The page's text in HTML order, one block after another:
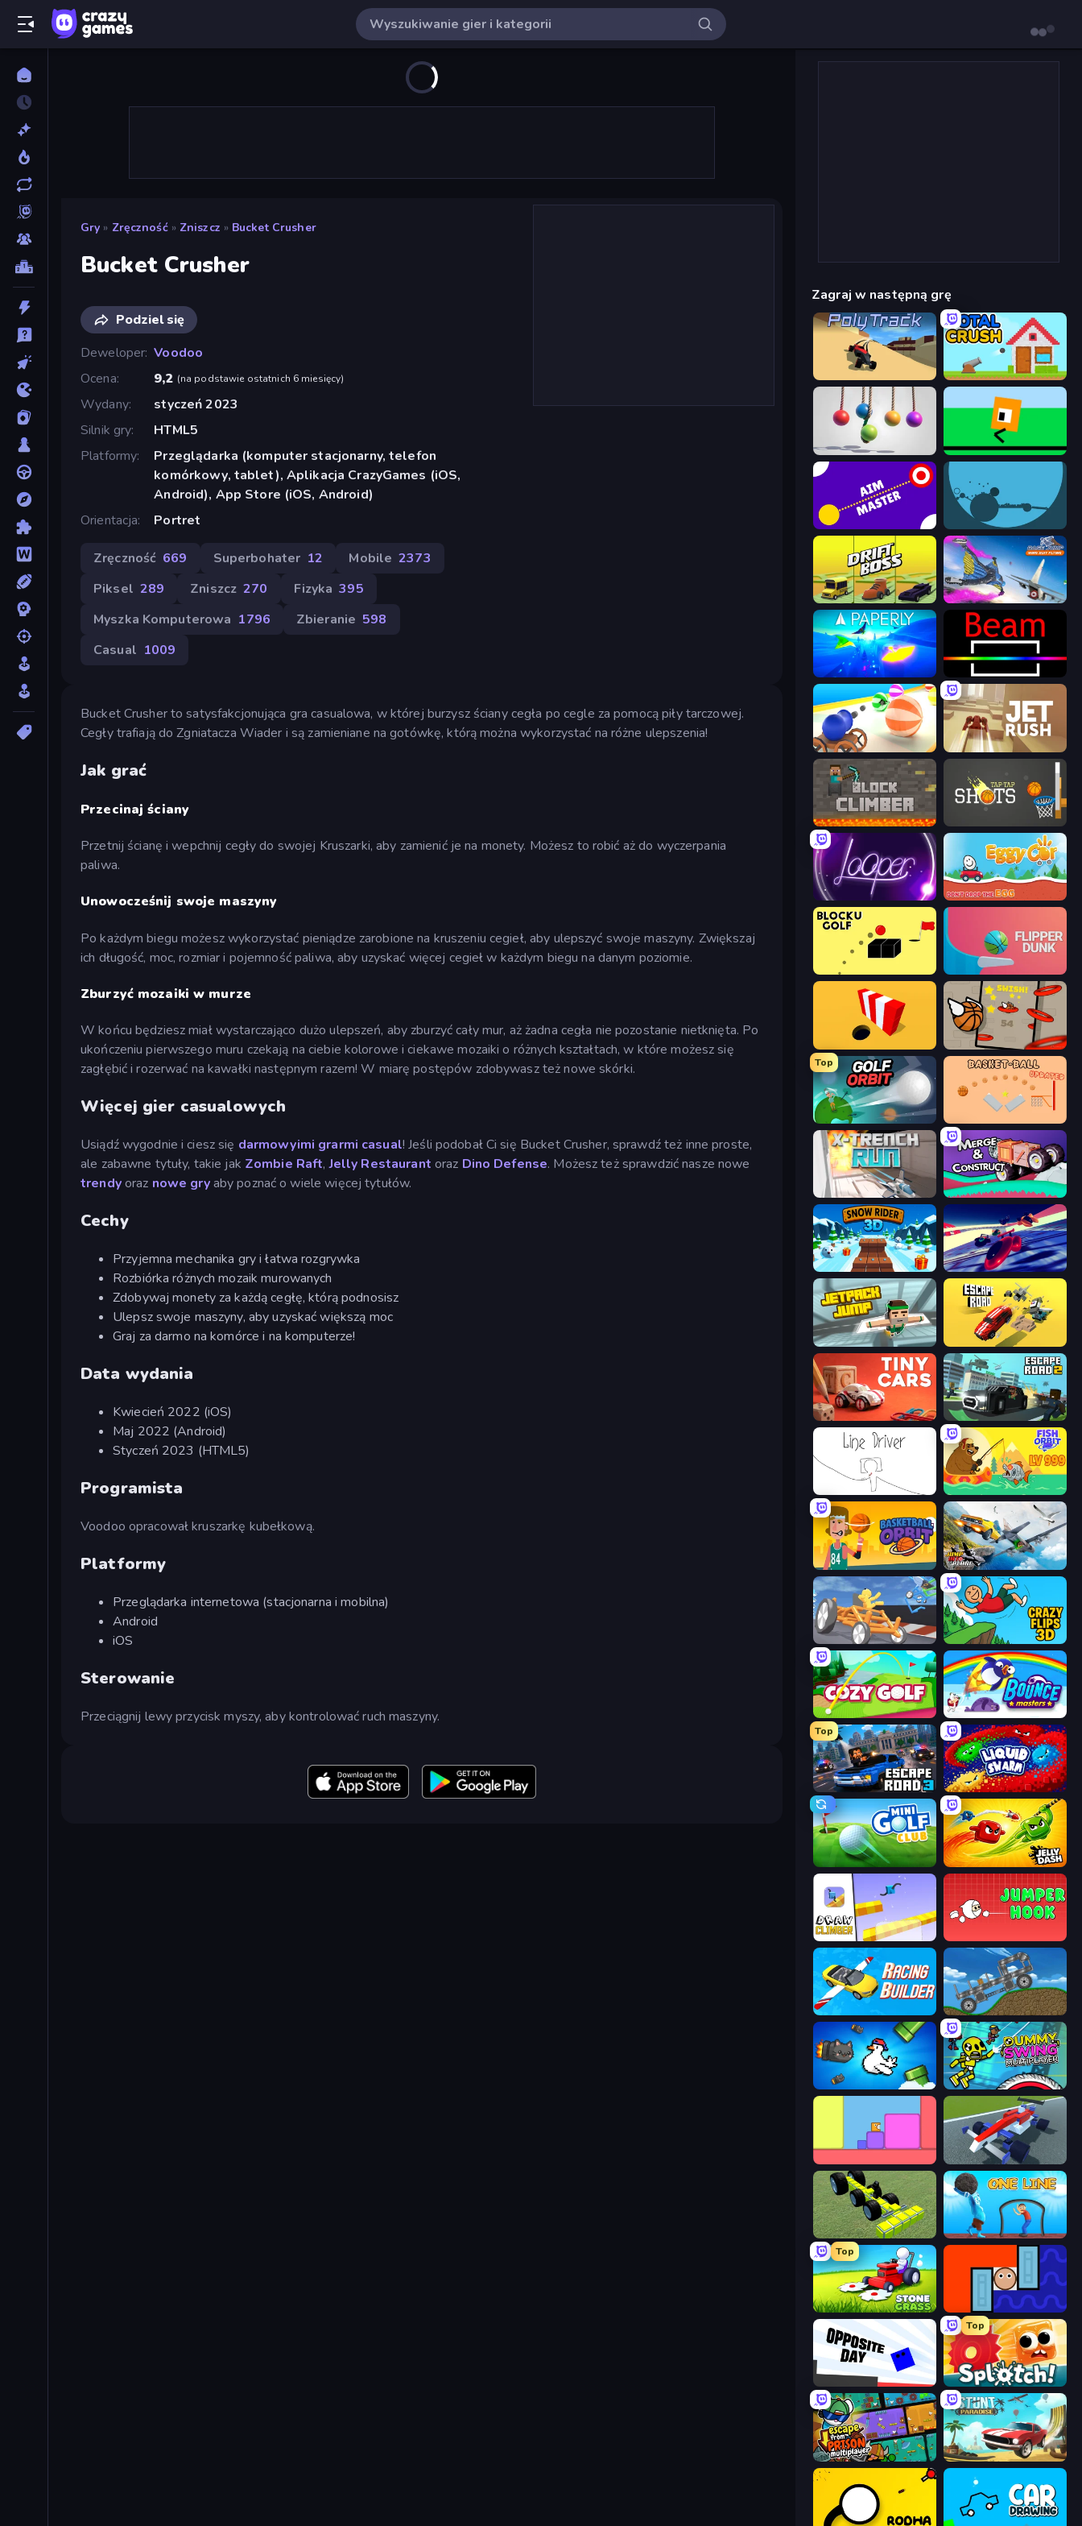
Gry » Zręczność » Zniszcz » Bucket Crusher
Bucket Crusher
Podziel się
Deweloper Voodoo
Ocena
9,2 (na podstawie ostatnich 6 miesięcy)
Wydany
styczeń 2023
Silnik gry
HTML5
Platformy
Przeglądarka (komputer stacjonarny, telefon
komórkowy, tablet), Aplikacja CrazyGames (iOS,
Android), App Store (iOS, Android)
Orientacja
Portret
Zręczność 669 Superbohater 12 Mobile 2373
Piksel 289 Zniszcz 270 Fizyka 395
Myszka Komputerowa 1796 Zbieranie 598
Casual 1009
Bucket Crusher to satysfakcjonująca gra casualowa, w której burzysz ściany cegła po cegle za pomocą piły tarczowej.
Cegły trafiają do Zgniatacza Wiader i są zamieniane na gotówkę, którą można wykorzystać na różne ulepszenia!
Jak grać
Przecinaj ściany
Przetnij ścianę i wepchnij cegły do swojej Kruszarki, aby zamienić je na monety. Możesz to robić aż do wyczerpania
paliwa.
Unowocześnij swoje maszyny
Po każdym biegu możesz wykorzystać pieniądze zarobione na kruszeniu cegieł, aby ulepszyć swoje maszyny. Zwiększaj
ich długość, moc, rozmiar i pojemność paliwa, aby uzyskać więcej cegieł w każdym biegu na danym poziomie.
Zburzyć mozaiki w murze
W końcu będziesz miał wystarczająco dużo ulepszeń, aby zburzyć cały mur, aż żadna cegła nie pozostanie nietknięta. Po
ukończeniu pierwszego muru czekają na ciebie kolorowe i ciekawe mozaiki o różnych kształtach, w które możesz się
zagłębić i rozerwać na kawałki następnym razem! W miarę postępów zdobywasz też nowe skórki.
Więcej gier casualowych
Usiądź wygodnie i ciesz się darmowyimi grarmi casual! Jeśli podobał Ci się Bucket Crusher, sprawdź też inne proste,
ale zabawne tytuły, takie jak Zombie Raft,Jelly Restaurant oraz Dino Defense. Możesz też sprawdzić nasze nowe
trendyoraz nowe gryaby poznać o wiele więcej tytułów.
Cechy
Przyjemna mechanika gry i łatwa rozgrywka
Rozbiórka różnych mozaik murowanych
Zdobywaj monety za każdą cegłę, którą podnosisz
Ulepsz swoje maszyny, aby uzyskać większą moc
Graj za darmo na komórce i na komputerze!
Data wydania
Kwiecień 2022 (iOS)
Maj 2022 (Android)
Styczeń 2023 (HTML5)
Programista
Voodoo opracował kruszarkę kubełkową.
Platformy
Przeglądarka internetowa (stacjonarna i mobilna)
Android
iOS
Sterowanie
Przeciągnij lewy przycisk myszy, aby kontrolować ruch maszyny.
Zagraj w następną grę
Total Crush
Pendulum Master Oh, flip!
Aim Master circloO
Drift Boss Base Jump Wing Suit Flying
Paperly: Paper Plane Adventure Beam
Ball Blaster Jet Rush
Block Climber
Looper Eggy Car
Bounce Blocku Golf Flipper Dunk 3D
Color Hole Flappy Dunk
Top
Golf Orbit
X Trench Run Merge & Construct
Snow Rider 3D Hyperspace Racers 3
Jetpack Jump Escape Road
Tiny Cars Escape Road 2
Fish Orbit
Basketball Orbit Jump Into The Plane
Draw Crash Race Crazy Flips 3D
Cozy Golf Bouncemasters
Top
Escape Road 3 Liquid Swarm
Mini Golf Club Jelly Dash
Draw Climber
Racing Builder Move It!
Honk Crazy Dummy Swing Multiplayer
Genius Car 2
Genius Mechanic One Line
Top
Stone Grass: Mowing Simulator Lava and Aqua
Opposite Day
Top
Splotch!
Escape From Prison Multiplayer Stunt Paradise